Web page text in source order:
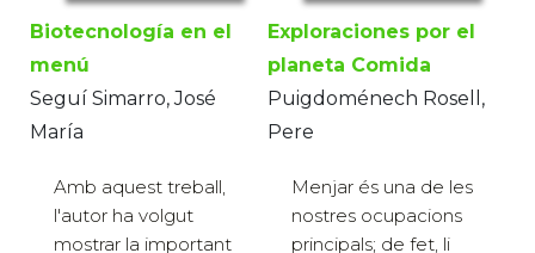
Biotecnología en el
menú
Seguí Simarro, José
María
Amb aquest treball,
l'autor ha volgut
mostrar la important
Exploraciones por el
planeta Comida
Puigdoménech Rosell,
Pere
Menjar és una de les
nostres ocupacions
principals; de fet, li